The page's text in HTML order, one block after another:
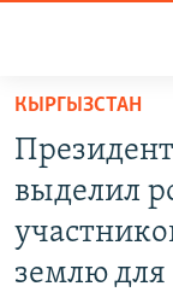
Вернуться
основному
содержанию
главной
ПОДПИСКА
КЫРГЫЗСТАН
выделил
землю для